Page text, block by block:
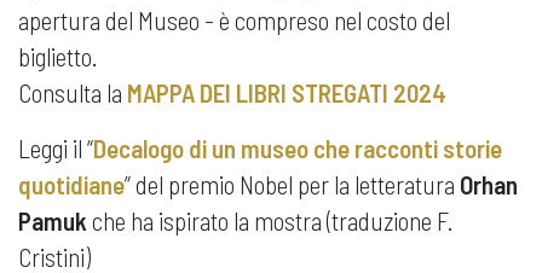
apertura del Museo - è compreso nel costo del
biglietto.
Consulta la MAPPA DEI LIBRI STREGATI 2024
Leggi il “Decalogo di un museo che racconti storie
quotidiane” del premio Nobel per la letteratura Orhan
Pamuk che ha ispirato la mostra (traduzione F.
Cristini)